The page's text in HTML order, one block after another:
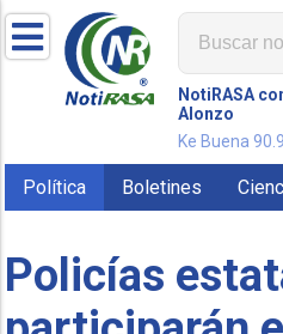
NotiRASA
Alonzo
Ke Buena
Política Boletines
Policías